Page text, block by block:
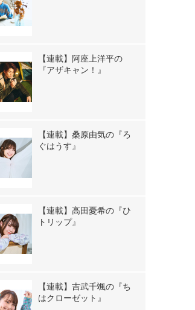
【連載】阿座上洋平の
『アザキャン！』
【連載】桑原由気の『ろ
ぐはうす』
【連載】高田憂希の『ひ
トリップ』
【連載】吉武千颯の『ち
はクローゼット』